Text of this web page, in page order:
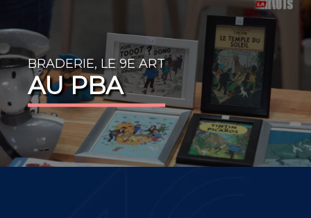
BRADERIE, LE 9E ART
AU PBA